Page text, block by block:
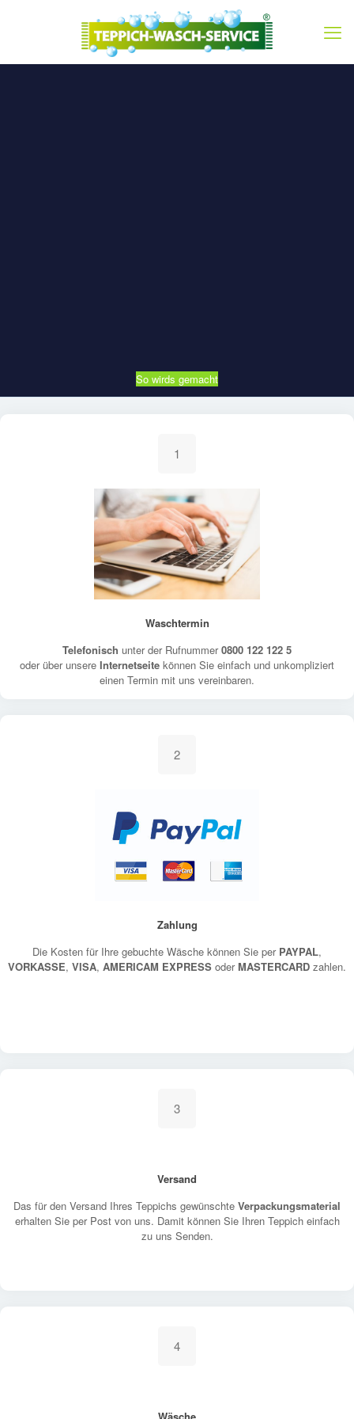
So wirds gemacht
1
Waschtermin
Telefonisch unter der Rufnummer0800 122 122 5
oder über unsere Internetseite können Sie einfach und unkompliziert
einen Termin mit uns vereinbaren.
2
Zahlung
Die Kosten für Ihre gebuchte Wäsche können Sie per PAYPAL,
VORKASSE, VISA, AMERICAM EXPRESS oderMASTERCARD zahlen.
3
Versand
Das für den Versand Ihres Teppichs gewünschte Verpackungsmaterial
erhalten Sie per Post von uns. Damit können Sie Ihren Teppich einfach
zu uns Senden.
4
Wäsche